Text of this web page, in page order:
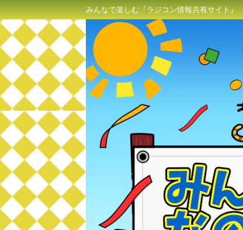
みんなで楽しむ『ラジコン情報共有サイト』